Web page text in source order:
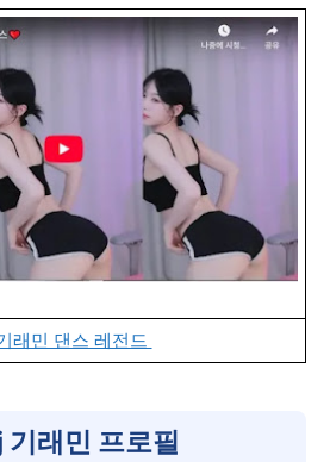
래민 댄스 레전드
기래민 프로필